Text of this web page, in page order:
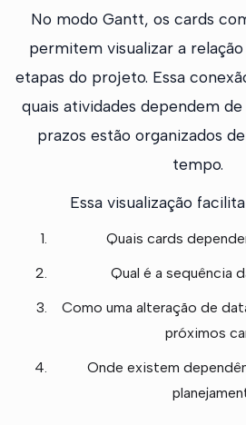
No modo Gantt, os cards
permitem visualizar a
etapas do projeto. Essa
quais atividades dependem
prazos estão organizados
tempo.
Essa visualização
Quais cards
Qual é a sequência
Como uma alteração de
próximos
Onde existem